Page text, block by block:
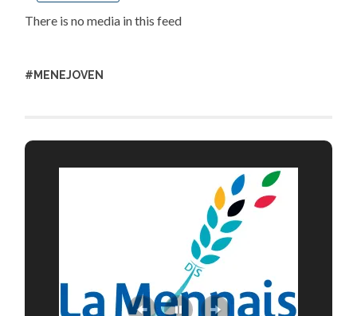
There is no media in this feed
#MENEJOVEN